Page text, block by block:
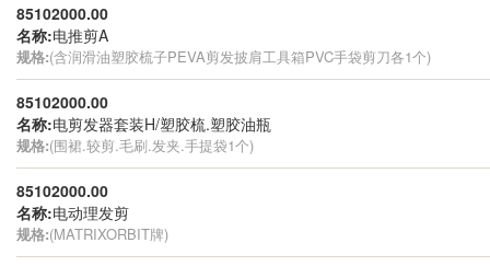
85102000.00
名称:电推剪A
规格:(含润滑油塑胶梳子PEVA剪发披肩工具箱PVC手袋剪刀各1个)
85102000.00
名称:电剪发器套装H/塑胶梳.塑胶油瓶
规格:(围裙.较剪.毛刷.发夹.手提袋1个)
85102000.00
名称:电动理发剪
规格:(MATRIXORBIT牌)